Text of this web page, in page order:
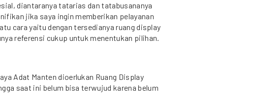
diantaranya tatarias dan tatabusananya
jika saya ingin memberikan pelayanan
cara yaitu dengan tersedianya ruang display
referensi cukup untuk menentukan pilihan.
Adat Manten dioerlukan Ruang Display
saat ini belum bisa terwujud karena belum